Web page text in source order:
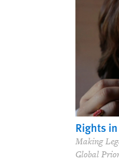
Rights
Making
Global